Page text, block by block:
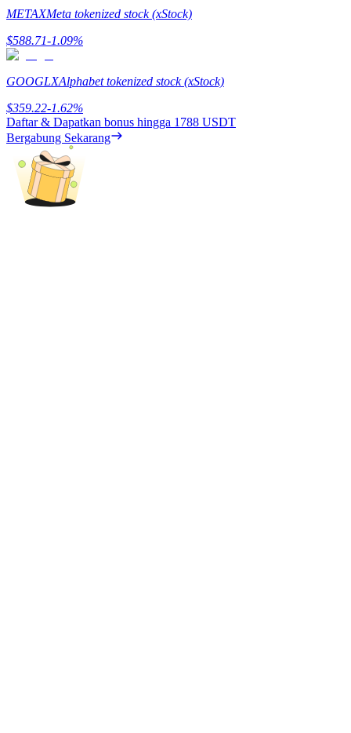
Share 500000 CASHCAT prize pool
Exclusive for BitMart Users
Register & Trade to Win 500,000 USDT
Precious Metals Trading Carnival
Trade Gold & Silver · 33,333 USDT Bonus
METAXMeta tokenized stock (xStock)
$588.71-1.09%
GOOGLXAlphabet tokenized stock (xStock)
$359.22-1.62%
Daftar & Dapatkan bonus hingga 1788 USDT
Bergabung Sekarang